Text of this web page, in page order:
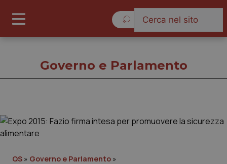
Governo e Parlamento
QS » Governo e Parlamento »